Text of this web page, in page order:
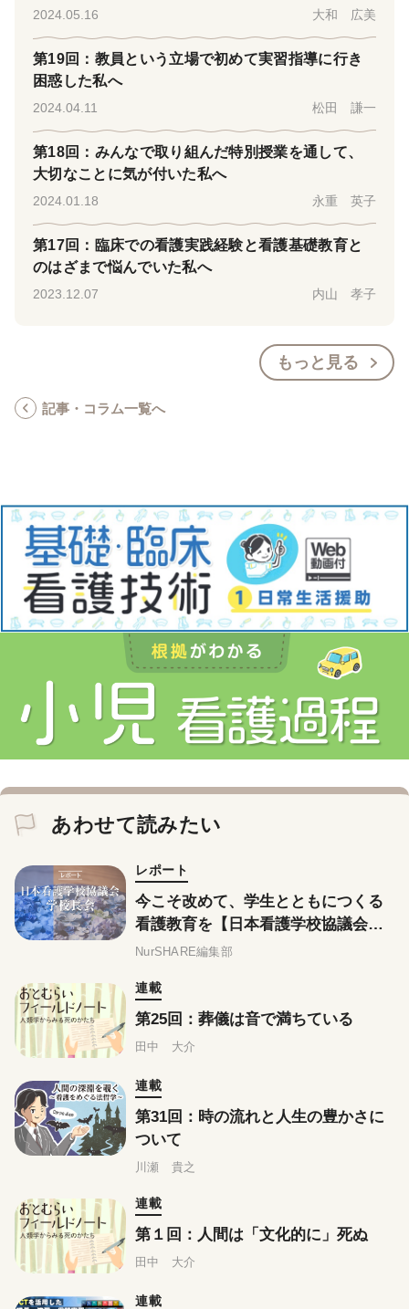
2024.05.16 大和 広美
第19回：教員という立場で初めて実習指導に行き
困惑した私へ
2024.04.11 松田 謙一
第18回：みんなで取り組んだ特別授業を通して、
大切なことに気が付いた私へ
2024.01.18 永重 英子
第17回：臨床での看護実践経験と看護基礎教育と
のはざまで悩んでいた私へ
2023.12.07 内山 孝子
もっと見る
記事・コラム一覧へ
あわせて読みたい
レポート
今こそ改めて、学生とともにつくる
看護教育を【日本看護学校協議会学
校長会】
NurSHARE編集部
連載
第25回：葬儀は音で満ちている
田中 大介
連載
第31回：時の流れと人生の豊かさに
ついて
川瀬 貴之
連載
第１回：人間は「文化的に」死ぬ
田中 大介
連載